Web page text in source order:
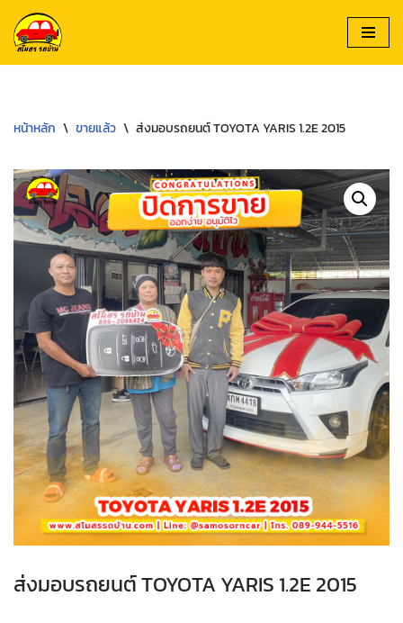
Skip
to
หน้าหลัก \ ขายแล้ว \ ส่งมอบรถยนต์ TOYOTA YARIS 1.2E 2015
ส่งมอบรถยนต์ TOYOTA YARIS 1.2E 2015